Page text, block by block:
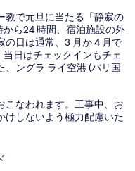
教で元旦に当たる「静寂の
から24 時間、宿泊施設の外
の日は通常、3 月か 4 月で
日はチェックインもチェ
、ングラ ライ空港 (バリ国
こなわれます。工事中、お
けしないよう極力配慮いた